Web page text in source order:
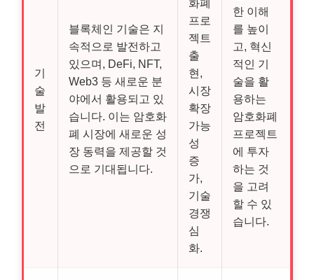
기
술
발
전
블록체인 기술은 지
속적으로 발전하고
있으며, DeFi, NFT,
Web3 등 새로운 분
야에서 활용되고 있
습니다. 이는 암호화
폐 시장에 새로운 성
장 동력을 제공할 것
으로 기대됩니다.
화폐
프로
젝트
출
현,
시장
확장
가능
성
증
가,
기술
경쟁
심
화.
한 이해
를 높이
고, 혁신
적인 기
술을 활
용하는
암호화폐
프로젝트
에 투자
하는 것
을 고려
할 수 있
습니다.